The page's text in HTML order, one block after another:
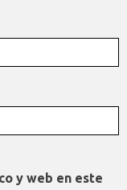
y web en este